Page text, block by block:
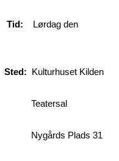
Lørdag den
Kulturhuset Kilden
Teatersal
31